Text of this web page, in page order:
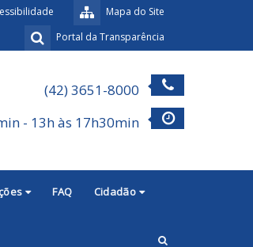
Mapa do Site
Portal da Transparência
(42) 3651-8000
- 13h às 17h30min
FAQ Cidadão